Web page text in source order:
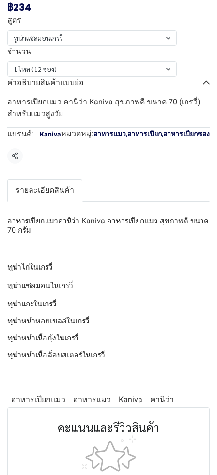
฿234
สูตร
ทูน่าแซลมอนเกรวี่
จำนวน
1 โหล (12 ซอง)
คำอธิบายสินค้าแบบย่อ
อาหารเปียกแมว คานิว่า Kaniva สุขภาพดี ขนาด 70 (เกรวี่)
สำหรับแมวสูงวัย
แบรนด์: Kanivaหมวดหมู่:อาหารแมว,อาหารเปียก,อาหารเปียกซอง
แชร์
รายละเอียดสินค้า
อาหารเปียกแมวคานิว่า Kaniva อาหารเปียกแมว สุขภาพดี ขนาด
70 กรัม
ทูน่าไก่ในเกรวี่
ทูน่าแซลมอนในเกรวี่
ทูน่าแกะในเกรวี่
ทูน่าหน้าหอยเชลล์ในเกรวี่
ทูน่าหน้าเนื้อกุ้งในเกรวี่
ทูน่าหน้าเนื้อล็อบสเตอร์ในเกรวี่
อาหารเปียกแมว อาหารแมว Kaniva คานิว่า
คะแนนและรีวิวสินค้า